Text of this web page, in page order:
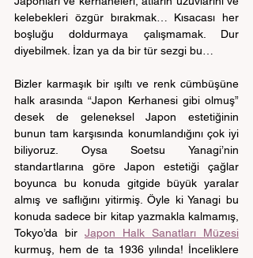
kelebekleri özgür bırakmak… Kısacası her
boşluğu doldurmaya çalışmamak. Dur
diyebilmek. İzan ya da bir tür sezgi bu…
Bizler karmaşık bir ışıltı ve renk cümbüşüne
halk arasında “Japon Kerhanesi gibi olmuş”
desek de geleneksel Japon estetiğinin
bunun tam karşısında konumlandığını çok iyi
biliyoruz. Oysa Soetsu Yanagi’nin
standartlarına göre Japon estetiği çağlar
boyunca bu konuda gitgide büyük yaralar
almış ve saflığını yitirmiş. Öyle ki Yanagi bu
konuda sadece bir kitap yazmakla kalmamış,
Tokyo’da bir Japon Halk Sanatları Müzesi
kurmuş, hem de ta 1936 yılında! İnceliklere